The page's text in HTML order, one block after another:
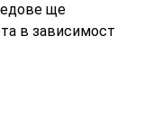
ще
в зависимост